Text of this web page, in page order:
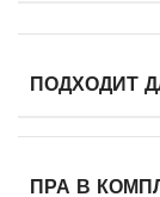
ПОДХОДИТ
ПРА В